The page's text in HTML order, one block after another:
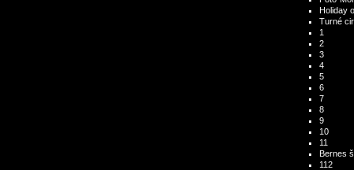
Holiday
Turné
1
2
3
4
5
6
7
8
9
10
11
Bernes
112